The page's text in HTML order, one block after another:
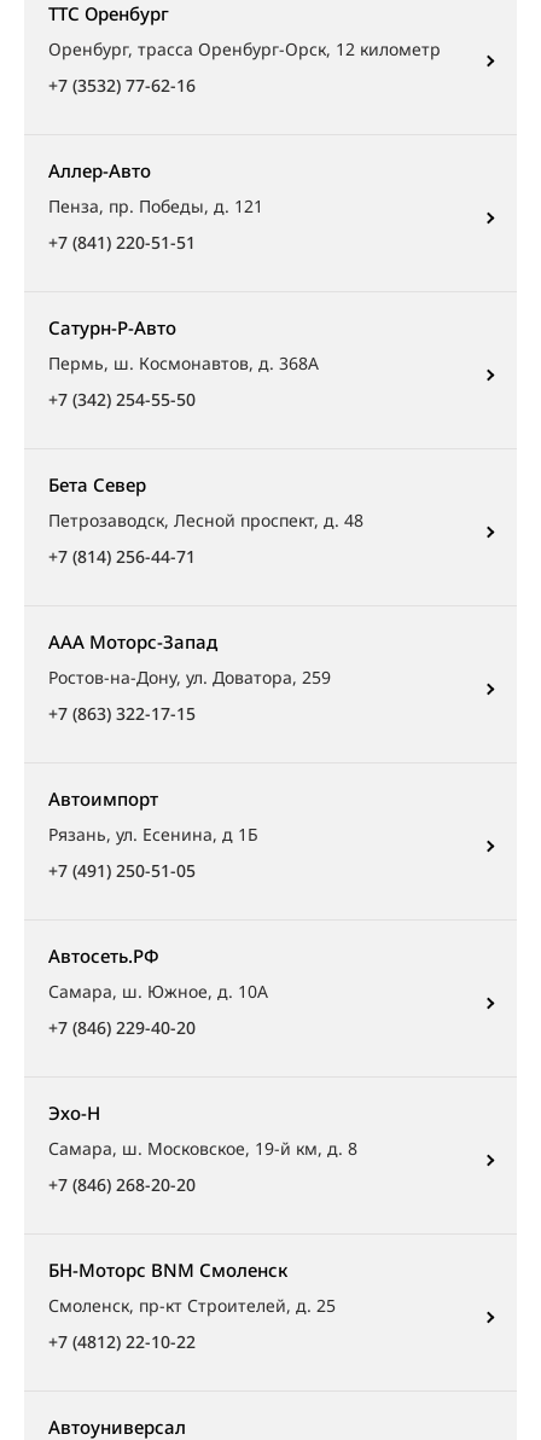
ТТС Оренбург
Оренбург, трасса Оренбург-Орск, 12 километр
+7 (3532) 77-62-16
Аллер-Авто
Пенза, пр. Победы, д. 121
+7 (841) 220-51-51
Сатурн-Р-Авто
Пермь, ш. Космонавтов, д. 368А
+7 (342) 254-55-50
Бета Север
Петрозаводск, Лесной проспект, д. 48
+7 (814) 256-44-71
ААА Моторс-Запад
Ростов-на-Дону, ул. Доватора, 259
+7 (863) 322-17-15
Автоимпорт
Рязань, ул. Есенина, д 1Б
+7 (491) 250-51-05
Автосеть.РФ
Самара, ш. Южное, д. 10А
+7 (846) 229-40-20
Эхо-Н
Самара, ш. Московское, 19-й км, д. 8
+7 (846) 268-20-20
БН-Моторс BNM Смоленск
Смоленск, пр-кт Строителей, д. 25
+7 (4812) 22-10-22
Автоуниверсал